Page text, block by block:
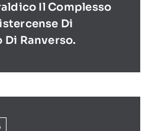
Il Complesso
Di
Di Ranverso.